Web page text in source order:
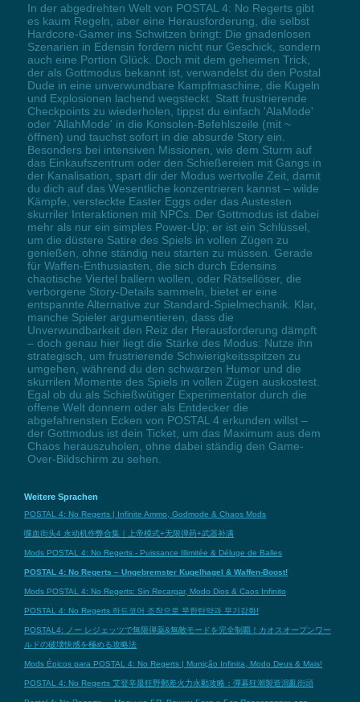
In der abgedrehten Welt von POSTAL 4: No Regerts gibt
es kaum Regeln, aber eine Herausforderung, die selbst
Hardcore-Gamer ins Schwitzen bringt: Die gnadenlosen
Szenarien in Edensin fordern nicht nur Geschick, sondern
auch eine Portion Glück. Doch mit dem geheimen Trick,
der als Gottmodus bekannt ist, verwandelst du den Postal
Dude in eine unverwundbare Kampfmaschine, die Kugeln
und Explosionen lachend wegsteckt. Statt frustrierende
Checkpoints zu wiederholen, tippst du einfach 'AlaMode'
oder 'AllahMode' in die Konsolen-Befehlszeile (mit ~
öffnen) und tauchst sofort in die absurde Story ein.
Besonders bei intensiven Missionen, wie dem Sturm auf
das Einkaufszentrum oder den Schießereien mit Gangs in
der Kanalisation, spart dir der Modus wertvolle Zeit, damit
du dich auf das Wesentliche konzentrieren kannst – wilde
Kämpfe, versteckte Easter Eggs oder das Austesten
skurriler Interaktionen mit NPCs. Der Gottmodus ist dabei
mehr als nur ein simples Power-Up; er ist ein Schlüssel,
um die düstere Satire des Spiels in vollen Zügen zu
genießen, ohne ständig neu starten zu müssen. Gerade
für Waffen-Enthusiasten, die sich durch Edensins
chaotische Viertel ballern wollen, oder Rätsellöser, die
verborgene Story-Details sammeln, bietet er eine
entspannte Alternative zur Standard-Spielmechanik. Klar,
manche Spieler argumentieren, dass die
Unverwundbarkeit den Reiz der Herausforderung dämpft
– doch genau hier liegt die Stärke des Modus: Nutze ihn
strategisch, um frustrierende Schwierigkeitsspitzen zu
umgehen, während du den schwarzen Humor und die
skurrilen Momente des Spiels in vollen Zügen auskostest.
Egal ob du als Schießwütiger Experimentator durch die
offene Welt donnern oder als Entdecker die
abgefahrensten Ecken von POSTAL 4 erkunden willst –
der Gottmodus ist dein Ticket, um das Maximum aus dem
Chaos herauszuholen, ohne dabei ständig den Game-
Over-Bildschirm zu sehen.
Weitere Sprachen
POSTAL 4: No Regerts | Infinite Ammo, Godmode & Chaos Mods
喋血街头4 永动机作弊合集｜上帝模式+无限弹药+武器补满
Mods POSTAL 4: No Regerts - Puissance Illimitée & Déluge de Balles
POSTAL 4: No Regerts – Ungebremster Kugelhagel & Waffen-Boost!
Mods POSTAL 4: No Regerts: Sin Recargar, Modo Dios & Caos Infinito
POSTAL 4: No Regerts 하드코어 조작으로 무한탄약과 무기강화!
POSTAL4: ノー レジェッツで無限弾薬&無敵モードを完全制覇！カオスオープンワー
ルドの破壊快感を極める攻略法
Mods Épicos para POSTAL 4: No Regerts | Munição Infinita, Modo Deus & Mais!
POSTAL 4: No Regerts 艾登辛最狂野郵差火力永動攻略：彈幕狂潮製造混亂街頭